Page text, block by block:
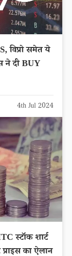
विप्रो समेत ये
ने दी BUY
4th Jul 2024
स्टॉक शार्ट
का ऐलान